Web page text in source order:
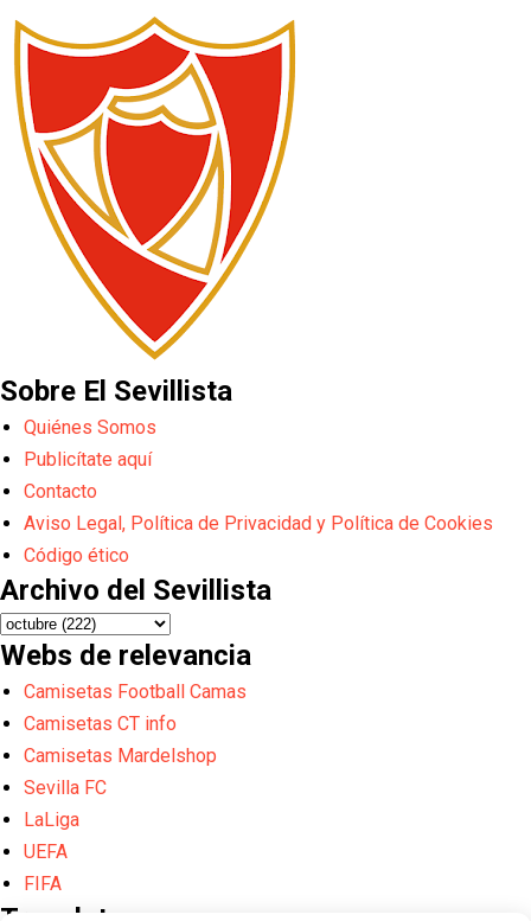
Sobre El Sevillista
Quiénes Somos
Publicítate aquí
Contacto
Aviso Legal, Política de Privacidad y Política de Cookies
Código ético
Archivo del Sevillista
Webs de relevancia
Camisetas Football Camas
Camisetas CT info
Camisetas Mardelshop
Sevilla FC
LaLiga
UEFA
FIFA